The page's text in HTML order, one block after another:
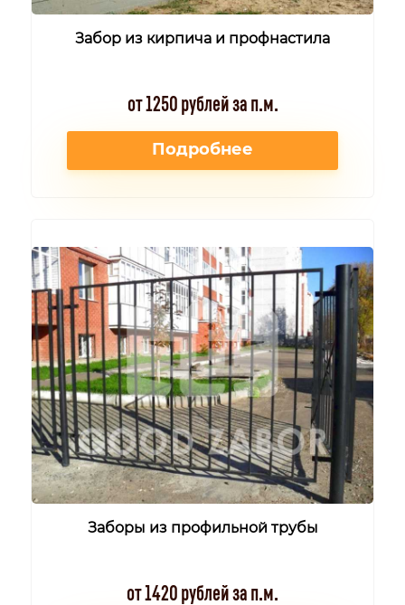
Забор из кирпича и профнастила
от 1250 рублей за п.м.
Подробнее
Заборы из профильной трубы
от 1420 рублей за п.м.